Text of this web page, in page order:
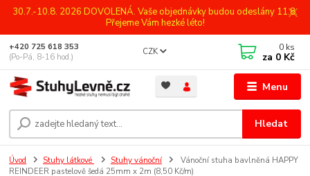
30.7.-10.8. 2026 DOVOLENÁ. Vaše objednávky budou odeslány 11.8.
Přejeme Vám hezké léto!
Menu
CZK
Hledat
+420 725 618 353
(Po-Pá, 8-16 hod.)
0 ks
za 0 Kč
Úvod Stuhy látkové Stuhy vánoční
Vánoční stuha bavlněná HAPPY
REINDEER pastelově šedá 25mm x 2m (8,50 Kč/m)